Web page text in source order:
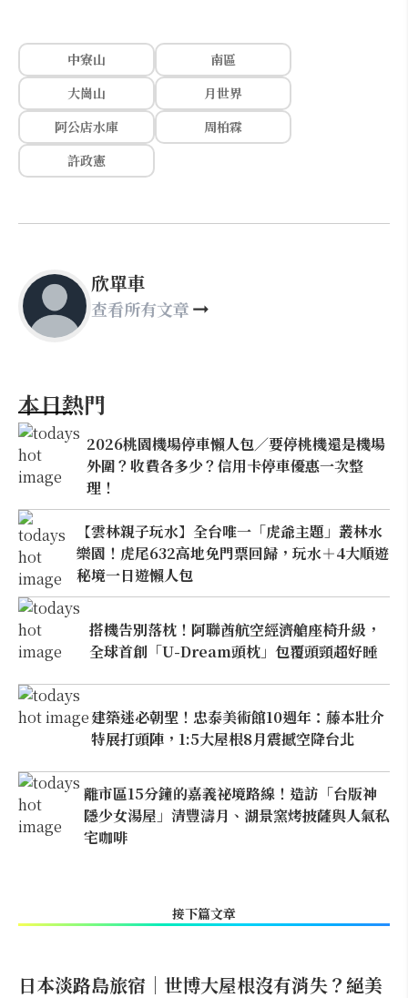
中寮山
南區
大崗山
月世界
阿公店水庫
周柏霖
許政憲
欣單車
查看所有文章
本日熱門
2026桃園機場停車懶人包／要停桃機還是機場
外圍？收費各多少？信用卡停車優惠一次整
理！
【雲林親子玩水】全台唯一「虎爺主題」叢林水
樂園！虎尾632高地免門票回歸，玩水＋4大順遊
秘境一日遊懶人包
搭機告別落枕！阿聯酋航空經濟艙座椅升級，
全球首創「U-Dream頭枕」包覆頭頸超好睡
建築迷必朝聖！忠泰美術館10週年：藤本壯介
特展打頭陣，1:5大屋根8月震撼空降台北
離市區15分鐘的嘉義祕境路線！造訪「台版神
隱少女湯屋」清豐濤月、湖景窯烤披薩與人氣私
宅咖啡
接下篇文章
日本淡路島旅宿｜世博大屋根沒有消失？絕美